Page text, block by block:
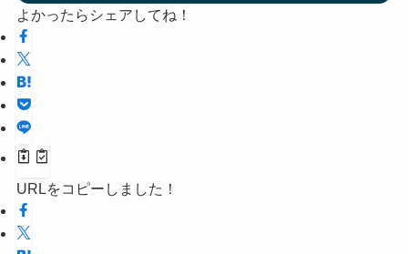
よかったらシェアしてね！
URLをコピーしました！